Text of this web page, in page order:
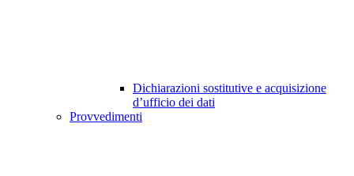
Dichiarazioni sostitutive e acquisizione
d’ufficio dei dati
Provvedimenti